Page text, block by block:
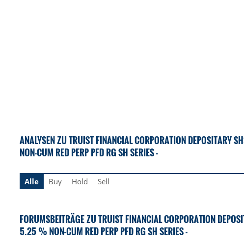
ANALYSEN ZU TRUIST FINANCIAL CORPORATION DEPOSITARY
NON-CUM RED PERP PFD RG SH SERIES -
Alle
Buy Hold Sell
FORUMSBEITRÄGE ZU TRUIST FINANCIAL CORPORATION
5.25 % NON-CUM RED PERP PFD RG SH SERIES -